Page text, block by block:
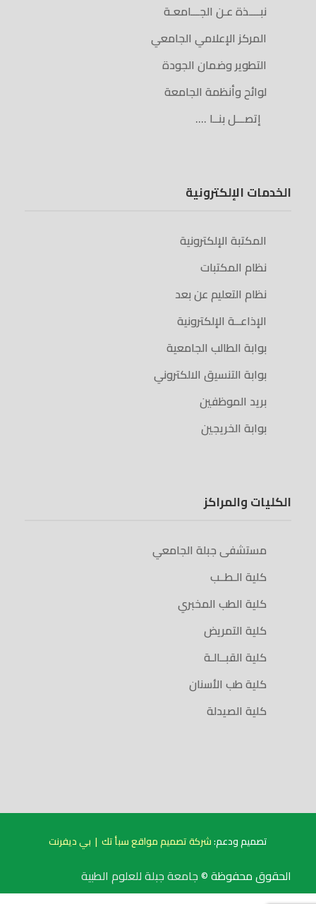
نبــــذة عـن الجـــامعـة
المركز الإعلامي الجامعي
التطوير وضمان الجودة
لوائح وأنظمة الجامعة
إتصـــل بنــا ….
الخدمات الإلكترونية
المكتبة الإلكترونية
نظام المكتبات
نظام التعليم عن بعد
الإذاعــة الإلكترونية
بوابة الطالب الجامعية
بوابة التنسيق الالكتروني
بريد الموظفين
بوابة الخريجين
الكليات والمراكز
مستشفى جبلة الجامعي
كلية الـطــب
كلية الطب المخبري
كلية التمريض
كلية القبــالـة
كلية طب الأسنان
كلية الصيدلة
تصميم ودعم:شركة تصميم مواقع سبأ تك | بي ديفرنت
الحقوق محفوظة ©جامعة جبلة للعلوم الطبية